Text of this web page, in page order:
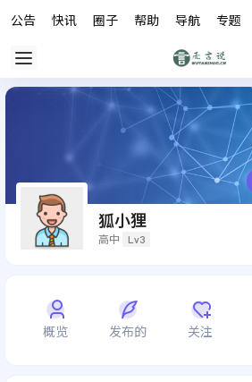
公告 快讯 圈子 帮助 导航 专题
狐小狸
高中 Lv3
概览 发布的 关注